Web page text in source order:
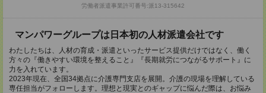
労働者派遣事業許可番号:派13-315642
マンパワーグループは日本初の人材派遣会社です
わたしたちは、人材の育成・派遣といったサービス提供だけではなく、働く
方々の『働きやすい環境を整えること』『長期就労につながるサポート』に
力を入れています。
2023年現在、全国34拠点に介護専門支店を展開。介護の現場を理解している
専任担当がフォローします。理想と現実とのギャップに悩んだ際は、お悩み